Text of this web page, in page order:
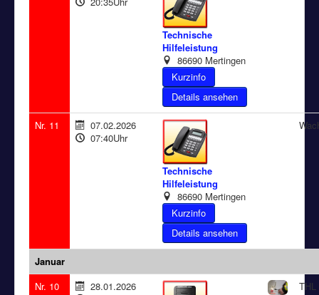
Technische
Hilfeleistung
86690 Mertingen
Details ansehen
Nr. 11
07.02.2026
07:40Uhr
Technische
Hilfeleistung
86690 Mertingen
Details ansehen
Januar
Nr. 10
28.01.2026
THL